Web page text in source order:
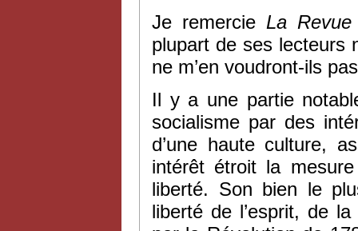
Je remercie La
plupart de ses lecteurs
ne m’en voudront-ils
Il y a une partie
socialisme par des
d’une haute culture,
intérêt étroit la
liberté. Son bien le
liberté de l’esprit, de